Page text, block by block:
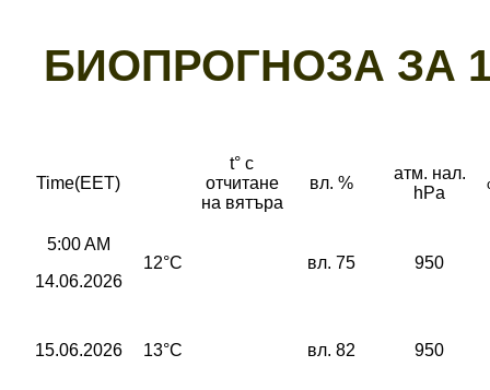
БИОПРОГНОЗА ЗА
Time(EET)
t° с
отчитане
на вятъра
вл. %
атм. нал.
hPa
5:00 AM
14.06.2026
12°C вл. 75 950
15.06.2026 13°C вл. 82 950